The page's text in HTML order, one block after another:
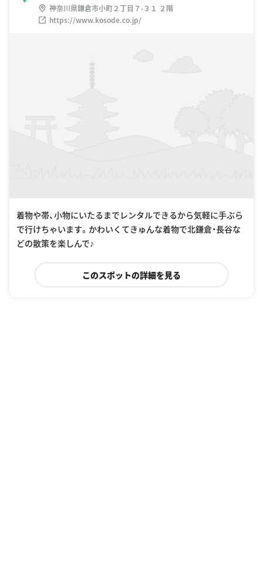
神奈川県鎌倉市小町２丁目７-３１ ２階
https://www.kosode.co.jp/
着物や帯、小物にいたるまでレンタルできるから気軽に手ぶら
で行けちゃいます。かわいくてきゅんな着物で北鎌倉・長谷な
どの散策を楽しんで♪
このスポットの詳細を見る